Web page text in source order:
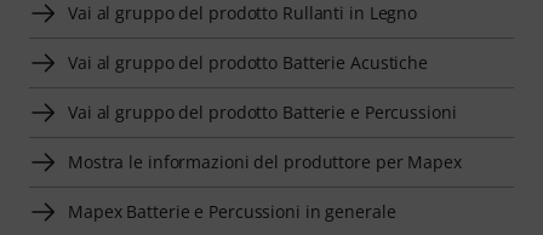
Vai al gruppo del prodotto Rullanti in Legno
Vai al gruppo del prodotto Batterie Acustiche
Vai al gruppo del prodotto Batterie e Percussioni
Mostra le informazioni del produttore per Mapex
Mapex Batterie e Percussioni in generale